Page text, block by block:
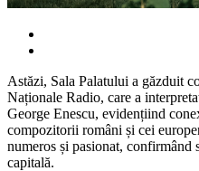
Astăzi, Sala Palatului a găzduit
Naționale Radio, care a
George Enescu, evidențiind
compozitorii români și cei
numeros și pasionat,
capitală.